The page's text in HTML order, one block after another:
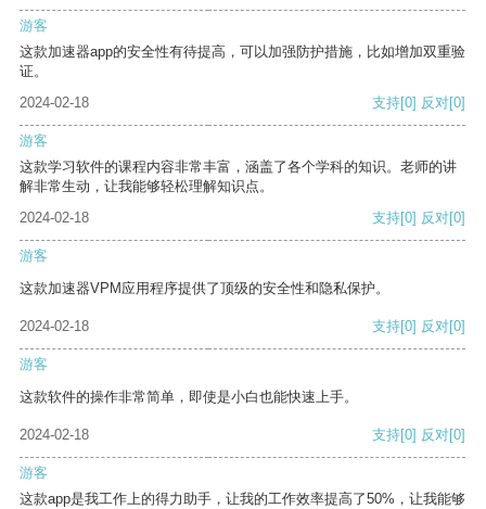
游客
这款加速器app的安全性有待提高，可以加强防护措施，比如增加双重验
证。
2024-02-18
支持[0] 反对[0]
游客
这款学习软件的课程内容非常丰富，涵盖了各个学科的知识。老师的讲
解非常生动，让我能够轻松理解知识点。
2024-02-18
支持[0] 反对[0]
游客
这款加速器VPM应用程序提供了顶级的安全性和隐私保护。
2024-02-18 支持[0] 反对[0]
游客
这款软件的操作非常简单，即使是小白也能快速上手。
2024-02-18 支持[0] 反对[0]
游客
这款app是我工作上的得力助手，让我的工作效率提高了50%，让我能够